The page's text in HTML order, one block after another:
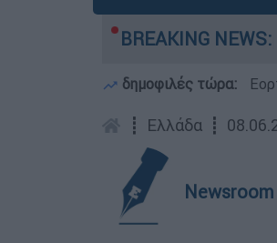
BREAKING NEWS:
από τη μεγάλη φωτιά τη
δημοφιλές τώρα:
┋ Ελλάδα ┋
Newsroom